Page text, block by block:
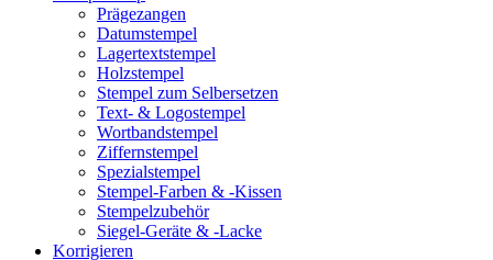
Prägezangen
Datumstempel
Lagertextstempel
Holzstempel
Stempel zum Selbersetzen
Text- & Logostempel
Wortbandstempel
Ziffernstempel
Spezialstempel
Stempel-Farben & -Kissen
Stempelzubehör
Siegel-Geräte & -Lacke
Korrigieren